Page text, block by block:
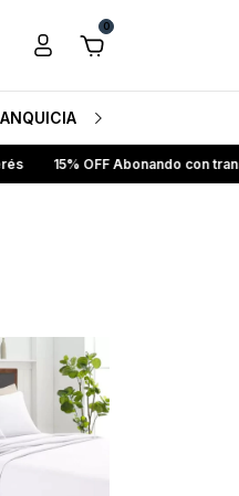
0
HB
Abonando con transferencia